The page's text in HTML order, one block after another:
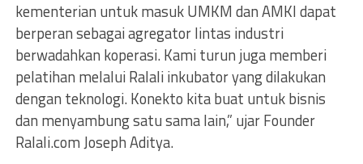
kementerian untuk masuk UMKM dan AMKI dapat
berperan sebagai agregator lintas industri
berwadahkan koperasi. Kami turun juga memberi
pelatihan melalui Ralali inkubator yang dilakukan
dengan teknologi. Konekto kita buat untuk bisnis
dan menyambung satu sama lain,” ujar Founder
Ralali.com Joseph Aditya.